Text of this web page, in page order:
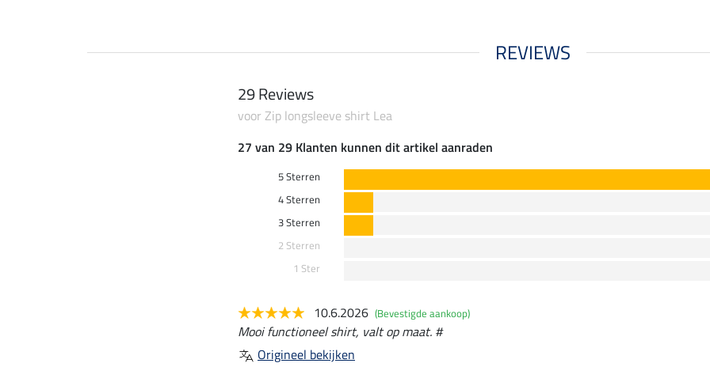
REVIEWS
29 Reviews
voor Zip longsleeve shirt Lea
27 van 29 Klanten kunnen dit artikel aanraden
5 Sterren
4 Sterren
3 Sterren
2 Sterren
1 Ster
10.6.2026 (Bevestigde aankoop)
Mooi functioneel shirt, valt op maat. #
Origineel bekijken